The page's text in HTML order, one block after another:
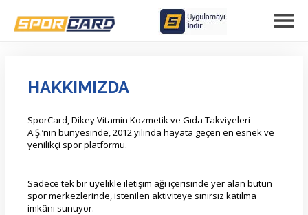
HAKKIMIZDA
SporCard, Dikey Vitamin Kozmetik ve Gıda Takviyeleri
A.Ş.’nin bünyesinde, 2012 yılında hayata geçen en esnek ve
yenilikçi spor platformu.
Sadece tek bir üyelikle iletişim ağı içerisinde yer alan bütün
spor merkezlerinde, istenilen aktiviteye sınırsız katılma
imkânı sunuyor.